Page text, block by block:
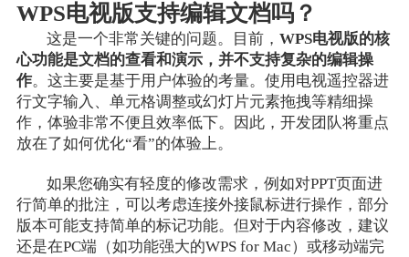
WPS电视版支持编辑文档吗？
这是一个非常关键的问题。目前，WPS电视版的核
心功能是文档的查看和演示，并不支持复杂的编辑操
作。这主要是基于用户体验的考量。使用电视遥控器进
行文字输入、单元格调整或幻灯片元素拖拽等精细操
作，体验非常不便且效率低下。因此，开发团队将重点
放在了如何优化“看”的体验上。
如果您确实有轻度的修改需求，例如对PPT页面进
行简单的批注，可以考虑连接外接鼠标进行操作，部分
版本可能支持简单的标记功能。但对于内容修改，建议
还是在PC端（如功能强大的WPS for Mac）或移动端完